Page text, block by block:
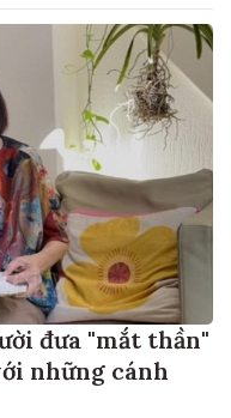
đưa "mắt thần"
những cánh